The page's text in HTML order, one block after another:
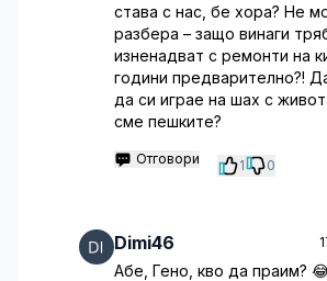
става с нас, бе хора? Не
разбера – защо винаги
изненадват с ремонти на
години предварително?!
да си играе на шах с
сме пешките?
Отговори 1 0
Dimi46
Абе, Гено, кво да праим?